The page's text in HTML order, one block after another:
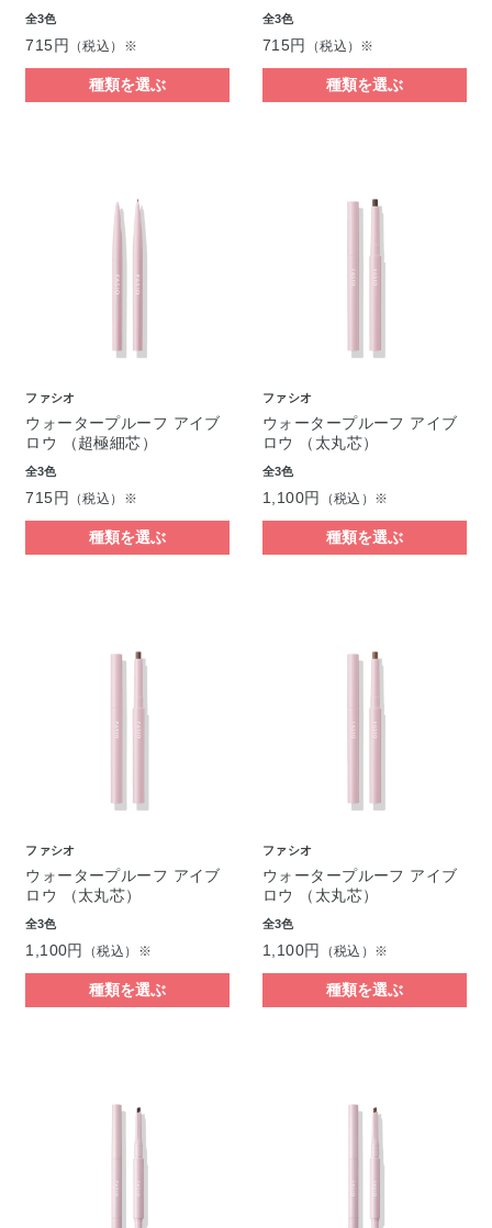
全3色
715円 （税込）※
種類を選ぶ
全3色
715円 （税込）※
種類を選ぶ
ファシオ
ウォータープルーフ アイブ
ロウ （超極細芯）
全3色
715円 （税込）※
種類を選ぶ
ファシオ
ウォータープルーフ アイブ
ロウ （太丸芯）
全3色
1,100円 （税込）※
種類を選ぶ
ファシオ
ウォータープルーフ アイブ
ロウ （太丸芯）
全3色
1,100円 （税込）※
種類を選ぶ
ファシオ
ウォータープルーフ アイブ
ロウ （太丸芯）
全3色
1,100円 （税込）※
種類を選ぶ